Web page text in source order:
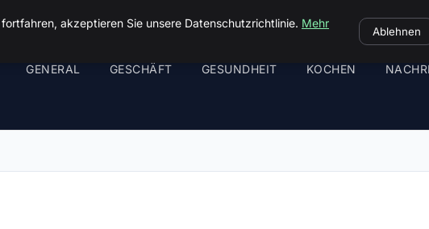
GENERAL GESCHÄFT GESUNDHEIT KOCHEN
akzeptieren Sie unsere Datenschutzrichtlinie. Mehr
Ablehnen